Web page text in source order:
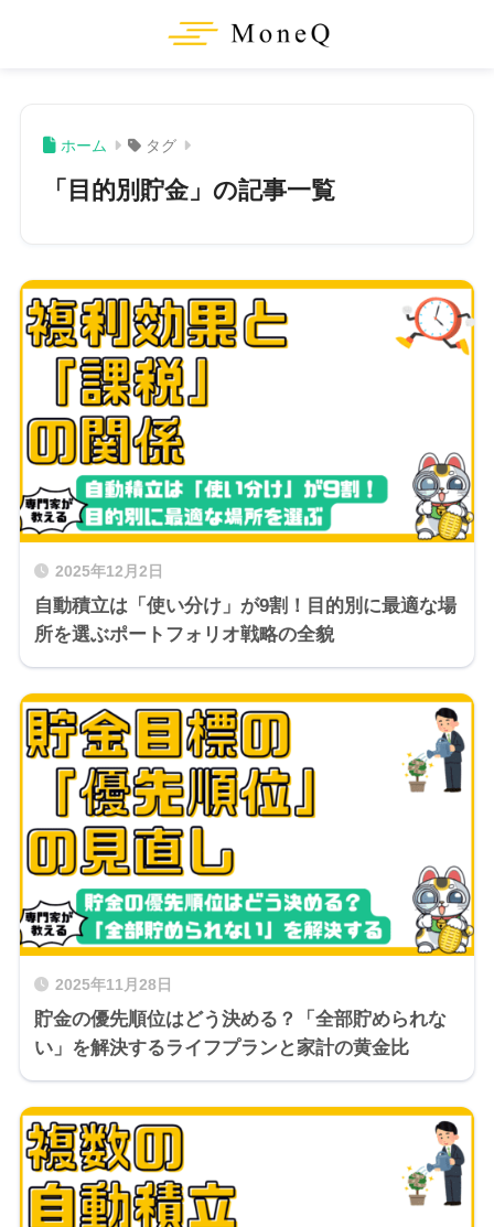
ホーム タグ
「目的別貯金」の記事一覧
2025年12月2日
自動積立は「使い分け」が9割！目的別に最適な場
所を選ぶポートフォリオ戦略の全貌
2025年11月28日
貯金の優先順位はどう決める？「全部貯められな
い」を解決するライフプランと家計の黄金比